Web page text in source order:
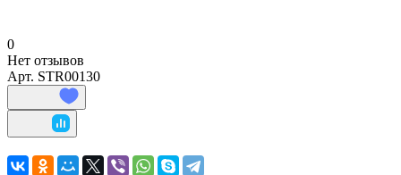
0
Нет отзывов
Арт. STR00130